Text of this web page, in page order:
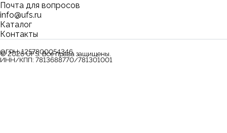
Каталог
Контакты
Почта для вопросов
info@ufs.ru
©2026UFS. Все права защищены.
ОГРН:1257800054346
ИНН/КПП: 7813688770/781301001